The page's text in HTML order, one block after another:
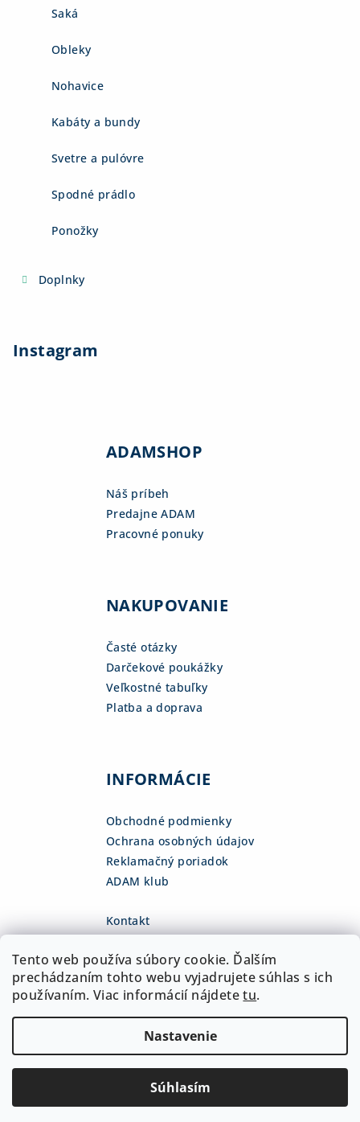
Tento web používa súbory cookie. Ďalším
prechádzaním tohto webu vyjadrujete súhlas s ich
používaním. Viac informácií nájdetetu.
Nastavenie
Súhlasím
Saká
Obleky
Nohavice
Kabáty a bundy
Svetre a pulóvre
Spodné prádlo
Ponožky
Doplnky
Instagram
ADAMSHOP
Náš príbeh
Predajne ADAM
Pracovné ponuky
NAKUPOVANIE
Časté otázky
Darčekové poukážky
Veľkostné tabuľky
Platba a doprava
INFORMÁCIE
Obchodné podmienky
Ochrana osobných údajov
Reklamačný poriadok
ADAM klub
Kontakt
+421 918 468 475
fb.com/adamshop.sk
adamshop.sk
Vytvoril Shoptet